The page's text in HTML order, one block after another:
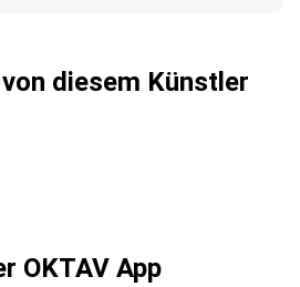
diesem Künstler
OKTAV App